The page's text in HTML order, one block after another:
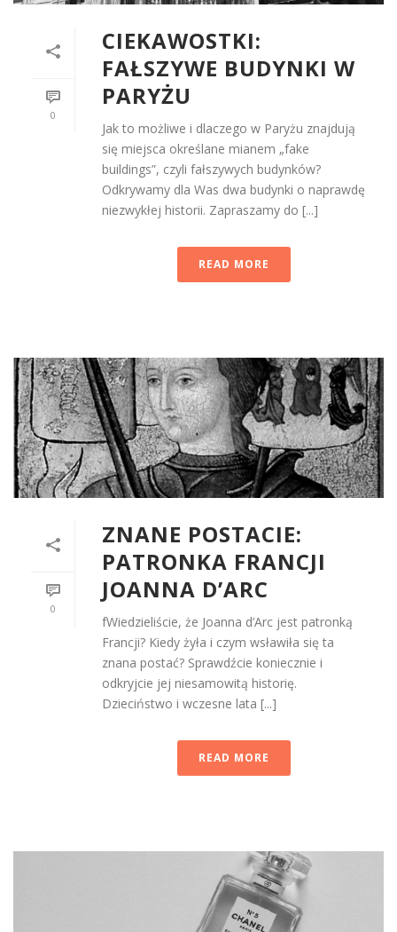
0
CIEKAWOSTKI:
FAŁSZYWE BUDYNKI W
PARYŻU
Jak to możliwe i dlaczego w Paryżu znajdują
się miejsca określane mianem „fake
buildings”, czyli fałszywych budynków?
Odkrywamy dla Was dwa budynki o naprawdę
niezwykłej historii. Zapraszamy do [...]
READ MORE
0
ZNANE POSTACIE:
PATRONKA FRANCJI
JOANNA D’ARC
fWiedzieliście, że Joanna d’Arc jest patronką
Francji? Kiedy żyła i czym wsławiła się ta
znana postać? Sprawdźcie koniecznie i
odkryjcie jej niesamowitą historię.
Dzieciństwo i wczesne lata [...]
READ MORE